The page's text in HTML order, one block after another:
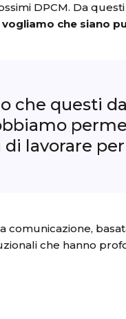
DPCM. Da
vogliamo che siano
che questi
lavorare
che hanno